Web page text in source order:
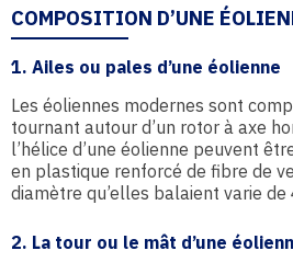
COMPOSITION D’UNE
1. Ailes ou pales d’une éolienne
Les éoliennes modernes sont
tournant autour d’un rotor à axe
l’hélice d’une éolienne peuvent
en plastique renforcé de fibre de
diamètre qu’elles balaient varie
2. La tour ou le mât d’une